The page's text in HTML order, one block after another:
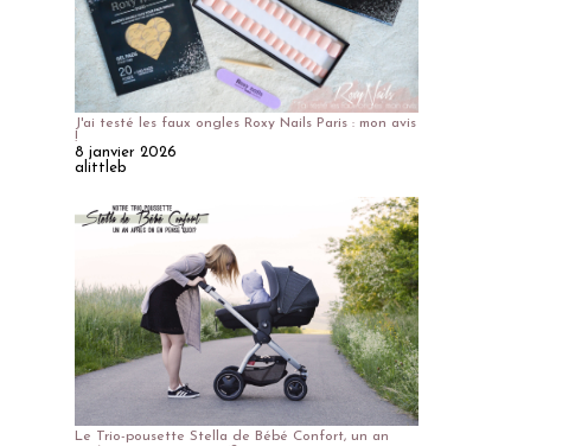
J'ai testé les faux ongles Roxy Nails Paris : mon avis
!
8 janvier 2026
alittleb
Le Trio-pousette Stella de Bébé Confort, un an